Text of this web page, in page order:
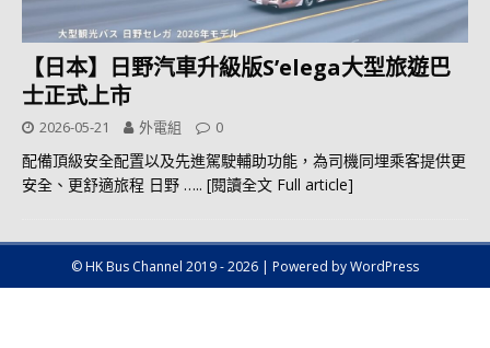
【日本】日野汽車升級版S’elega大型旅遊巴
士正式上市
2026-05-21 外電組 0
配備頂級安全配置以及先進駕駛輔助功能，為司機同埋乘客提供更
安全、更舒適旅程 日野 ….. [閱讀全文 Full article]
© HK Bus Channel 2019 - 2026 | Powered by WordPress